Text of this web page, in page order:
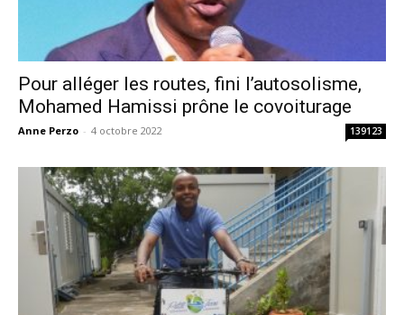
Pour alléger les routes, fini l’autosolisme,
Mohamed Hamissi prône le covoiturage
Anne Perzo - 4 octobre 2022 139123